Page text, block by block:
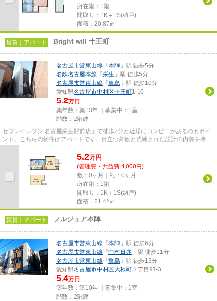
所在階：1階
間取り：1K＋1S(納戸)
面積：20.87㎡
賃貸｜アパート Bright will 十王町
名古屋市営東山線 「 本陣 」駅 徒歩5分
名鉄名古屋本線 「 栄生 」駅 徒歩5分
名古屋市営東山線 「 亀島 」駅 徒歩10分
愛知県名古屋市中村区十王町1-10
5.2万円
築年数：築13年 ｜募集中： 1室
階数：2階建
セブンイレブン 名古屋栄生駅前店まで徒歩7分と近場にコンビニがあるのもポイ
ント。こちらの物件はアパートです。目立つ外観と洗練された設計の内装を持つ
5.2万円
(管理費・共益費 4,000円)
敷：0ヶ月｜礼：0ヶ月
所在階：1階
間取り：1K＋1S(納戸)
面積：21.42㎡
賃貸｜アパート フルジュア本陣
名古屋市営東山線 「 本陣 」駅 徒歩6分
名古屋市営東山線 「 中村日赤 」駅 徒歩11分
名古屋市営東山線 「 亀島 」駅 徒歩13分
愛知県名古屋市中村区大秋町 ２丁目97-3
5.4万円
築年数：築10年 ｜募集中： 1室
階数：2階建